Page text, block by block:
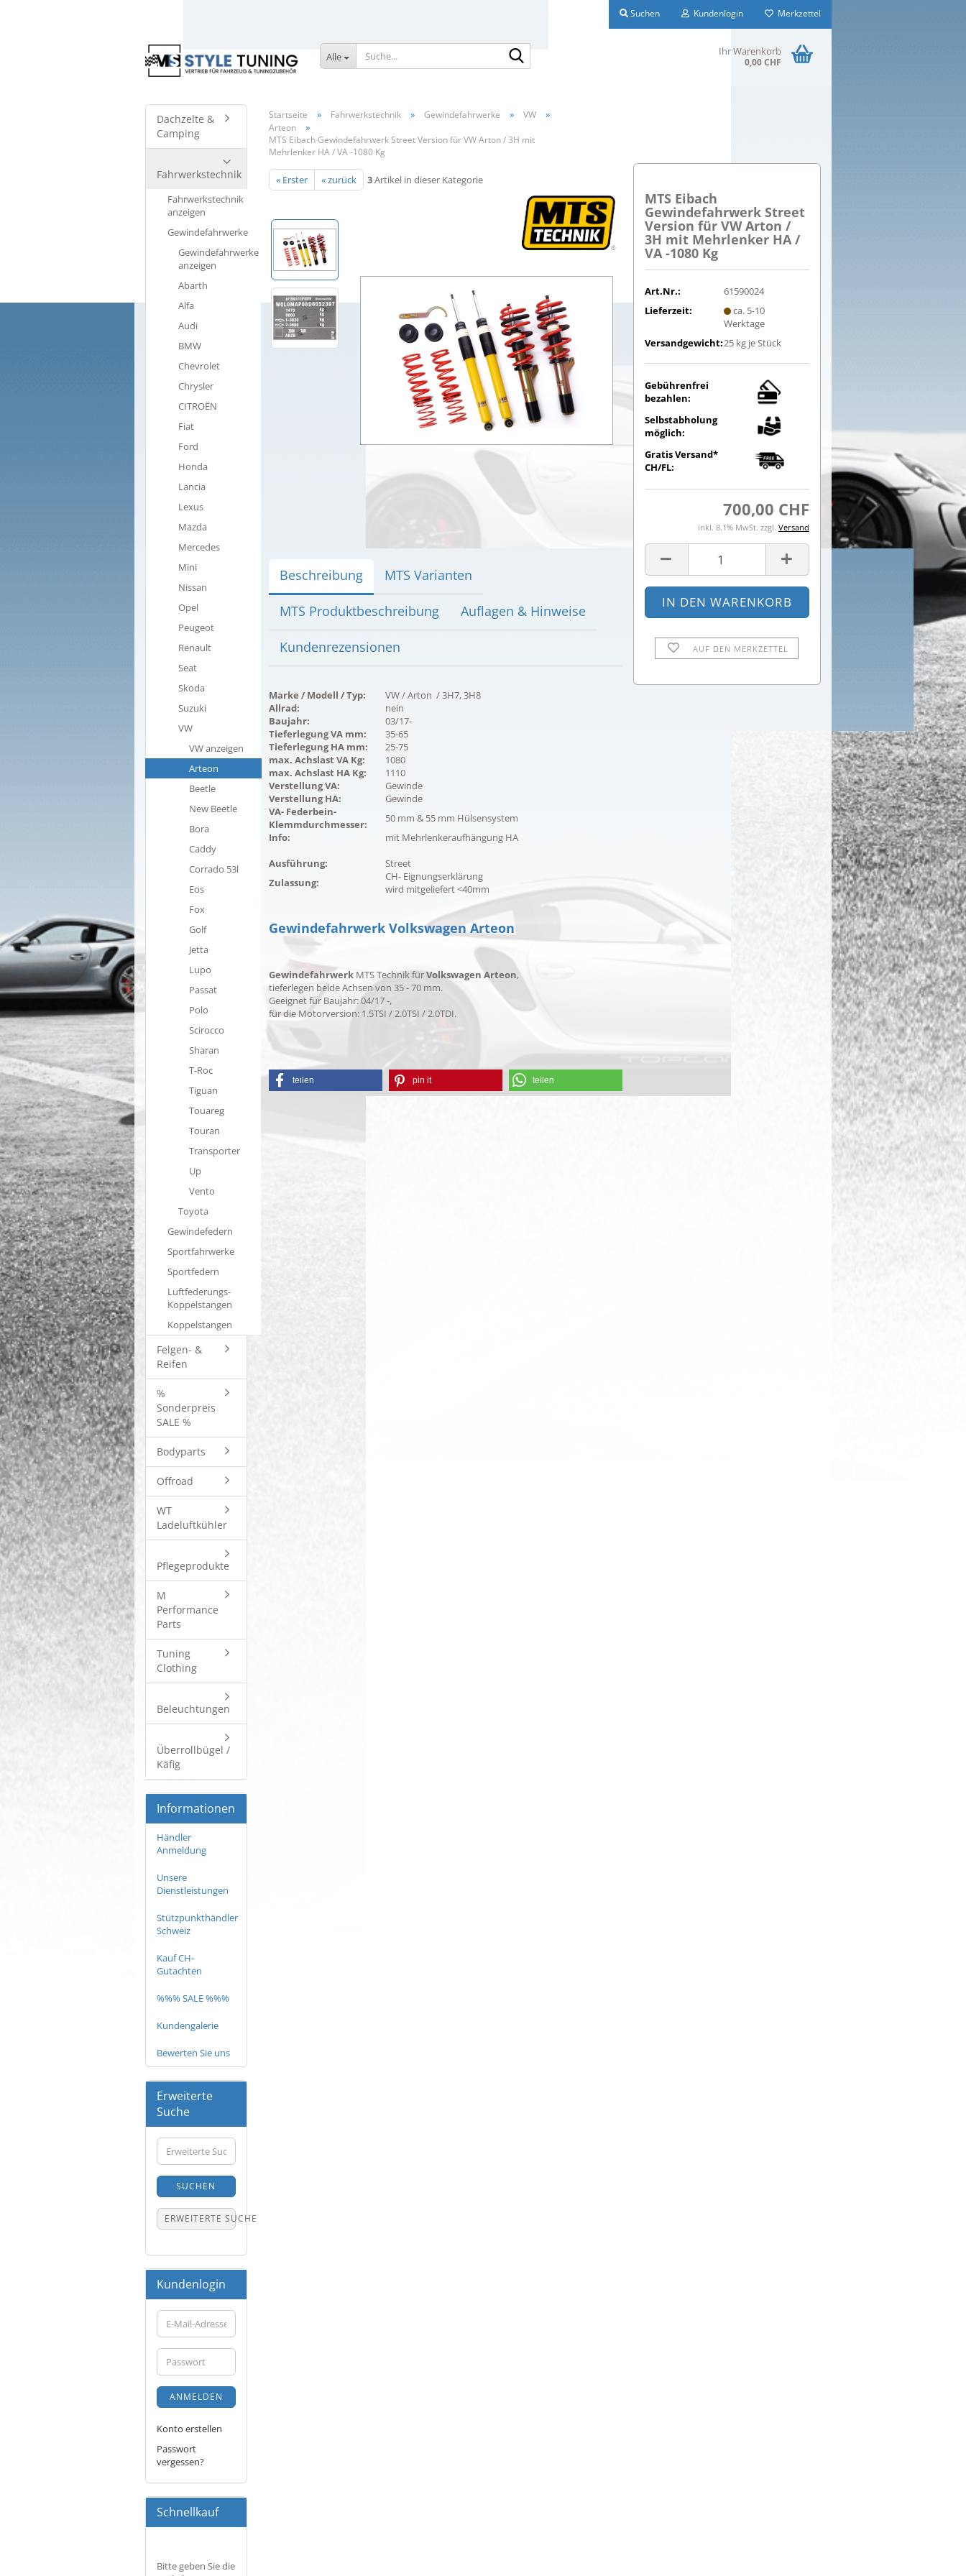
Suchen Kundenlogin Merkzettel
Alle Ihr Warenkorb
0,00 CHF
Startseite » Fahrwerkstechnik » Gewindefahrwerke » VW »
Arteon »
MTS Eibach Gewindefahrwerk Street Version für VW Arton / 3H mit
Mehrlenker HA / VA -1080 Kg
« Erster « zurück 3Artikel in dieser Kategorie
MTS Eibach
Gewindefahrwerk Street
Version für VW Arton /
3H mit Mehrlenker HA /
VA -1080 Kg
Art.Nr.:
61590024
Lieferzeit:
ca. 5-10
Werktage
Versandgewicht:25 kg je Stück
Gebührenfrei
bezahlen:
Selbstabholung
möglich:
Gratis Versand*
CH/FL:
700,00 CHF
inkl. 8.1% MwSt. zzgl. Versand
AUF DEN MERKZETTEL
Beschreibung MTS Varianten
MTS Produktbeschreibung Auflagen & Hinweise
Kundenrezensionen
Marke / Modell / Typ:
VW / Arton / 3H7, 3H8
Allrad:
nein
Baujahr:
03/17-
Tieferlegung VA mm:
35-65
Tieferlegung HA mm:
25-75
max. Achslast VA Kg:
1080
max. Achslast HA Kg:
1110
Verstellung VA:
Gewinde
Verstellung HA:
Gewinde
VA- Federbein-
Klemmdurchmesser:
50 mm & 55 mm Hülsensystem
Info:
mit Mehrlenkeraufhängung HA
Ausführung:
Street
Zulassung:
CH- Eignungserklärung
wird mitgeliefert <40mm
Gewindefahrwerk Volkswagen Arteon
GewindefahrwerkMTS Technik fürVolkswagen Arteon,
tieferlegen beide Achsen von 35 - 70 mm.
Geeignet für Baujahr: 04/17 -,
für die Motorversion: 1.5TSI / 2.0TSI / 2.0TDI.
teilen pin it teilen
Dachzelte &
Camping
Fahrwerkstechnik
Fahrwerkstechnik
anzeigen
Gewindefahrwerke
Gewindefahrwerke
anzeigen
Abarth
Alfa
Audi
BMW
Chevrolet
Chrysler
CITROËN
Fiat
Ford
Honda
Lancia
Lexus
Mazda
Mercedes
Mini
Nissan
Opel
Peugeot
Renault
Seat
Skoda
Suzuki
VW
VW anzeigen
Arteon
Beetle
New Beetle
Bora
Caddy
Corrado 53l
Eos
Fox
Golf
Jetta
Lupo
Passat
Polo
Scirocco
Sharan
T-Roc
Tiguan
Touareg
Touran
Transporter
Up
Vento
Toyota
Gewindefedern
Sportfahrwerke
Sportfedern
Luftfederungs-
Koppelstangen
Koppelstangen
Felgen- &
Reifen
%
Sonderpreis
SALE %
Bodyparts
Offroad
WT
Ladeluftkühler
Pflegeprodukte
M
Performance
Parts
Tuning
Clothing
Beleuchtungen
Überrollbügel /
Käfig
Informationen
Händler
Anmeldung
Unsere
Dienstleistungen
Stützpunkthändler
Schweiz
Kauf CH-
Gutachten
%%% SALE %%%
Kundengalerie
Bewerten Sie uns
Erweiterte
Suche
Erweiterte
Suche
SUCHEN
ERWEITERTE SUCHE
Kundenlogin
E-
Mail-
Adresse
Passwort
ANMELDEN
Konto erstellen
Passwort
vergessen?
Schnellkauf
BITTE
Bitte geben Sie die